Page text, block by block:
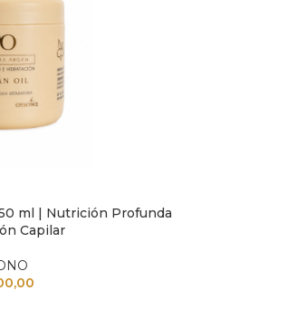
ml | Nutrición Profunda
Capilar